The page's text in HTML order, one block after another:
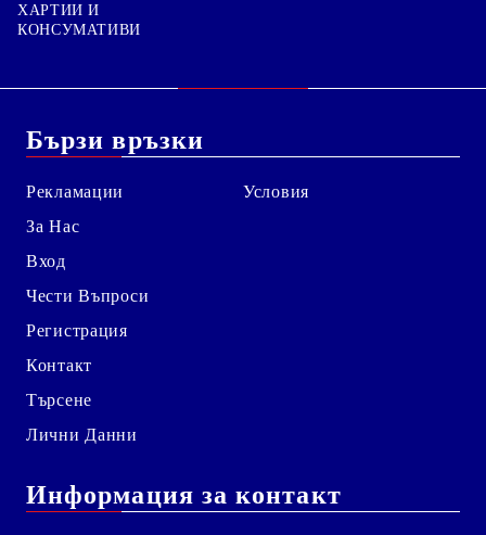
ХАРТИИ И
КОНСУМАТИВИ
Бързи връзки
Рекламации
За Нас
Вход
Чести Въпроси
Регистрация
Контакт
Търсене
Лични Данни
Условия
Информация за контакт